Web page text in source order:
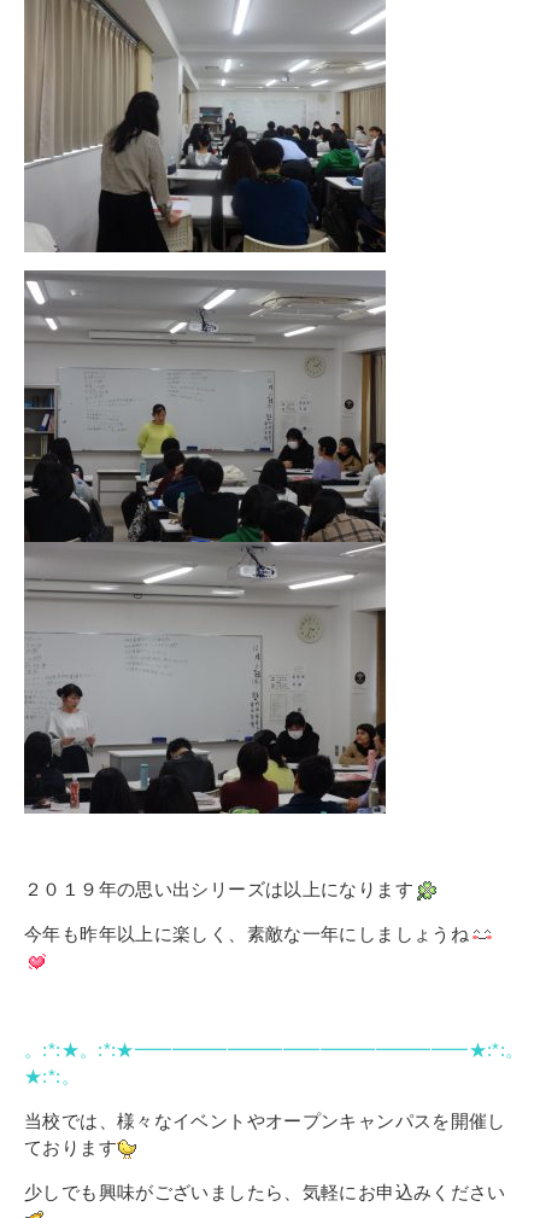
２０１９年の思い出シリーズは以上になります
今年も昨年以上に楽しく、素敵な一年にしましょうね
。:*:★。:*:★━━━━━━━━━━━━━━━━━━★:*:。
★:*:。
当校では、様々なイベントやオープンキャンパスを開催し
ております
少しでも興味がございましたら、気軽にお申込みください